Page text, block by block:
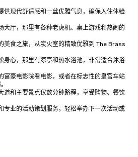
供现代舒适感和一丝优雅气息，确保入住体验
大厅，那里有各种老虎机、桌上游戏和热闹的
美食之旅，从炭火室的精致优雅到 The Brass
身心，那里有凉亭和热水浴池，非常适合沐浴
富豪电影院看电影，或者在标志性的皇宫车站
道和主要景点仅数分钟路程，享受购物、餐饮
专业的活动策划服务，轻松举办下一次活动或